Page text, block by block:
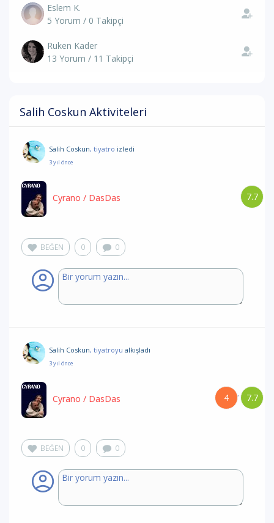
Eslem K.
5 Yorum / 0 Takipçi
Ruken Kader
13 Yorum / 11 Takipçi
Salih Coskun Aktiviteleri
Salih Coskun, tiyatro izledi
3 yıl önce
7.7
Cyrano / DasDas
BEĞEN 0 0
Salih Coskun, tiyatroyu alkışladı
3 yıl önce
7.7
/
4
Cyrano / DasDas
BEĞEN 0 0